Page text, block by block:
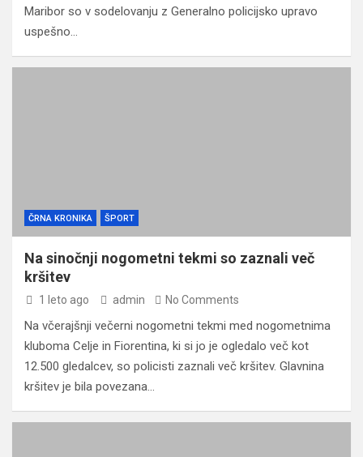
Maribor so v sodelovanju z Generalno policijsko upravo
uspešno…
ČRNA KRONIKA ŠPORT
Na sinočnji nogometni tekmi so zaznali več
kršitev
1 leto ago admin No Comments
Na včerajšnji večerni nogometni tekmi med nogometnima
kluboma Celje in Fiorentina, ki si jo je ogledalo več kot
12.500 gledalcev, so policisti zaznali več kršitev. Glavnina
kršitev je bila povezana…